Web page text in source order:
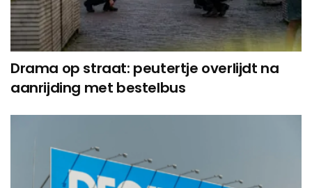
Drama op straat: peutertje overlijdt na
aanrijding met bestelbus